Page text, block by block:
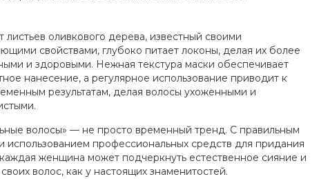
листьев оливкового дерева, известный своими
свойствами, глубоко питает локоны, делая их более
и здоровыми. Нежная текстура маски обеспечивает
нанесение, а регулярное использование приводит к
результатам, делая волосы ухоженными и
волосы» — не просто временный тренд. С правильным
использованием профессиональных средств для придания
женщина может подчеркнуть естественное сияние и
волос, как у настоящих знаменитостей.